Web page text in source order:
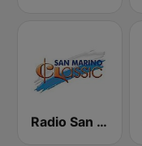
Radio San Marino Classic